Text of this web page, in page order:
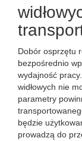
Dobór osprzętu
bezpośrednio
wydajność
widłowych nie
parametry
będzie
prowadzą do